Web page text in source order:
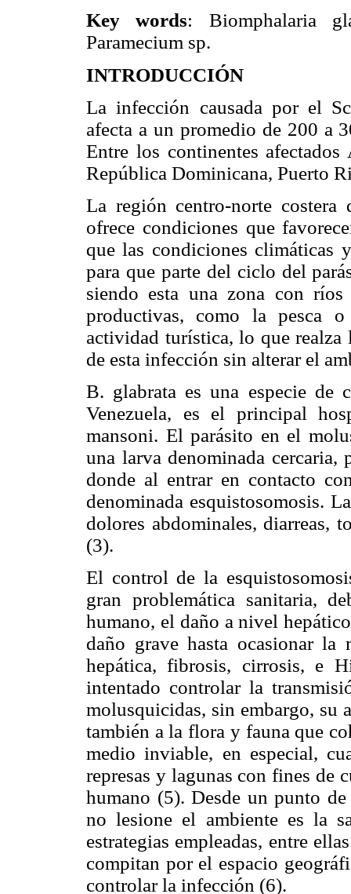
Key words: Biomphalaria
Paramecium sp.
INTRODUCCIÓN
La infección causada por el
afecta a un promedio de 200 a
Entre los continentes
República Dominicana, Puerto
La región centro-norte costera
ofrece condiciones que
que las condiciones climáticas
para que parte del ciclo del
siendo esta una zona con
productivas, como la pesca
actividad turística, lo que
de esta infección sin alterar el
B. glabrata es una especie de
Venezuela, es el principal
mansoni. El parásito en el
una larva denominada cercaria,
donde al entrar en contacto
denominada esquistosomosis.
dolores abdominales, diarreas,
(3).
El control de la
gran problemática sanitaria,
humano, el daño a nivel
daño grave hasta ocasionar
hepática, fibrosis, cirrosis, e
intentado controlar la
molusquicidas, sin embargo, su
también a la flora y fauna que
medio inviable, en especial,
represas y lagunas con fines de
humano (5). Desde un punto
no lesione el ambiente es la
estrategias empleadas, entre
compitan por el espacio
controlar la infección (6).